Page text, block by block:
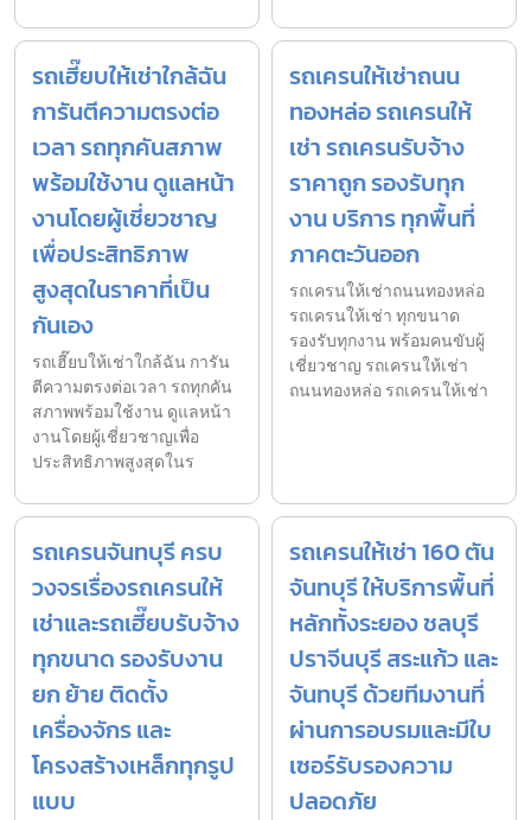
รถเฮี๊ยบให้เช่าใกล้ฉัน
การันตีความตรงต่อ
เวลา รถทุกคันสภาพ
พร้อมใช้งาน ดูแลหน้า
งานโดยผู้เชี่ยวชาญ
เพื่อประสิทธิภาพ
สูงสุดในราคาที่เป็น
กันเอง
รถเฮี๊ยบให้เช่าใกล้ฉัน การัน
ตีความตรงต่อเวลา รถทุกคัน
สภาพพร้อมใช้งาน ดูแลหน้า
งานโดยผู้เชี่ยวชาญเพื่อ
ประสิทธิภาพสูงสุดในร
รถเครนให้เช่าถนน
ทองหล่อ รถเครนให้
เช่า รถเครนรับจ้าง
ราคาถูก รองรับทุก
งาน บริการ ทุกพื้นที่
ภาคตะวันออก
รถเครนให้เช่าถนนทองหล่อ
รถเครนให้เช่า ทุกขนาด
รองรับทุกงาน พร้อมคนขับผู้
เชี่ยวชาญ รถเครนให้เช่า
ถนนทองหล่อ รถเครนให้เช่า
รถเครนจันทบุรี ครบ
วงจรเรื่องรถเครนให้
เช่าและรถเฮี๊ยบรับจ้าง
ทุกขนาด รองรับงาน
ยก ย้าย ติดตั้ง
เครื่องจักร และ
โครงสร้างเหล็กทุกรูป
แบบ
รถเครนให้เช่า 160 ตัน
จันทบุรี ให้บริการพื้นที่
หลักทั้งระยอง ชลบุรี
ปราจีนบุรี สระแก้ว และ
จันทบุรี ด้วยทีมงานที่
ผ่านการอบรมและมีใบ
เซอร์รับรองความ
ปลอดภัย